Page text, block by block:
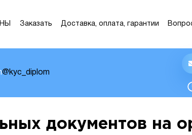
Заказать Доставка, оплата, гарантии
@kyc_diplom
документов на